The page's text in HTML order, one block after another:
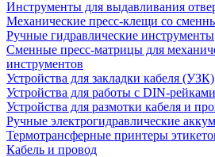
Инструменты для выдавливания
Механические пресс-клещи со
Ручные гидравлические инструменты
Сменные пресс-матрицы для
инструментов
Устройства для закладки кабеля (УЗК)
Устройства для работы с DIN-рейками
Устройства для размотки кабеля и
Ручные электрогидравлические
Термотрансферные принтеры
Кабель и провод